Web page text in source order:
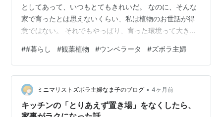
としてあって、いつもとてもきれいだ。 なのに、そんな
家で育ったとは思えないくらい、私は植物のお世話が得
意ではない。 それでもやっぱり、育った環境って大きい
なんだか少し息苦しいというか、居心地が悪い。 だから
私なりに、「どうしたらズボラな私でも一緒に暮らせる
かな」なんて考えながら、鉢植えを置いてみたり、サボ
テンを買ってみたりする。 でもね。 植物の様子をちゃん
と見てあげられない日が、どうしても出てきてしまう。
気づけば土はカラカラで、葉っぱもし…
##暮らし #観葉植物 #ウンベラータ #ズボラ主婦
ミニマリストズボラ主婦なま子のブログ • 4ヶ月前
キッチンの「とりあえず置き場」をなくしたら、